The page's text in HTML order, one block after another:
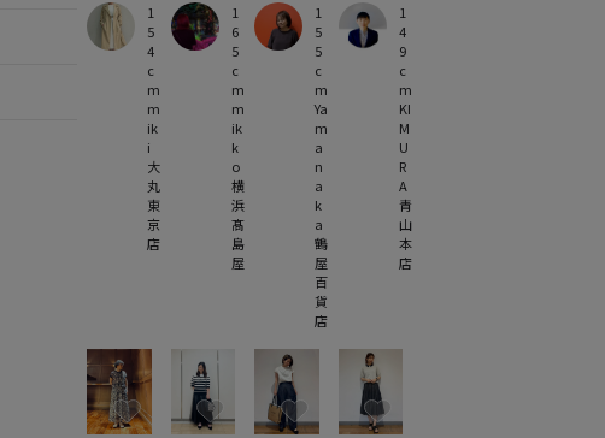
大
丸
東
京
店
m
ik
i
1
5
4
c
m
横
浜
髙
島
屋
m
ik
k
o
1
6
5
c
m
鶴
屋
百
貨
店
Ya
m
a
n
a
k
a
1
5
5
c
m
青
山
本
店
KI
M
U
R
A
1
4
9
c
m